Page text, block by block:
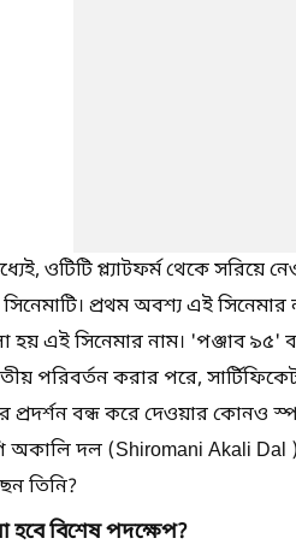
ওটিটি প্ল্যাটফর্ম থেকে
প্রথম অবশ্য এই
হয় এই সিনেমার নাম। 'পঞ্জাব ৯৫'
পরিবর্তন করার পরে,
প্রদর্শন বন্ধ করে দেওয়ার কোনও
অকালি দল (Shiromani Akali Dal
তিনি?
বিশেষ পদক্ষেপ?